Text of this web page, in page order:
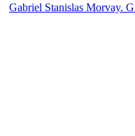
Gabriel Stanislas Morvay.